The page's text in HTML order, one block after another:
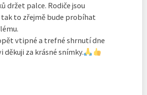
držet palce. Rodiče jsou
tak to zřejmě bude probíhat
vtipné a trefné shrnutí dne
děkuji za krásné snímky.